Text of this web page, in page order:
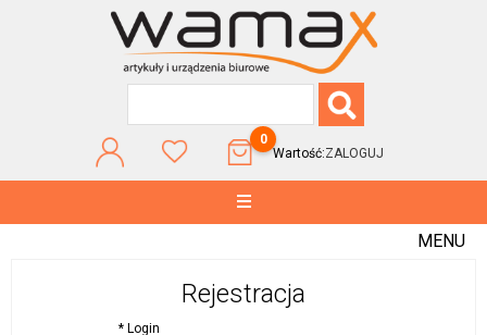
0
Wartość:ZALOGUJ
MENU
Rejestracja
* Login